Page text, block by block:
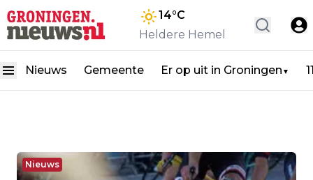
14°C
Heldere Hemel
Nieuws Gemeente Er op uit in Groningen ▼
Nieuws